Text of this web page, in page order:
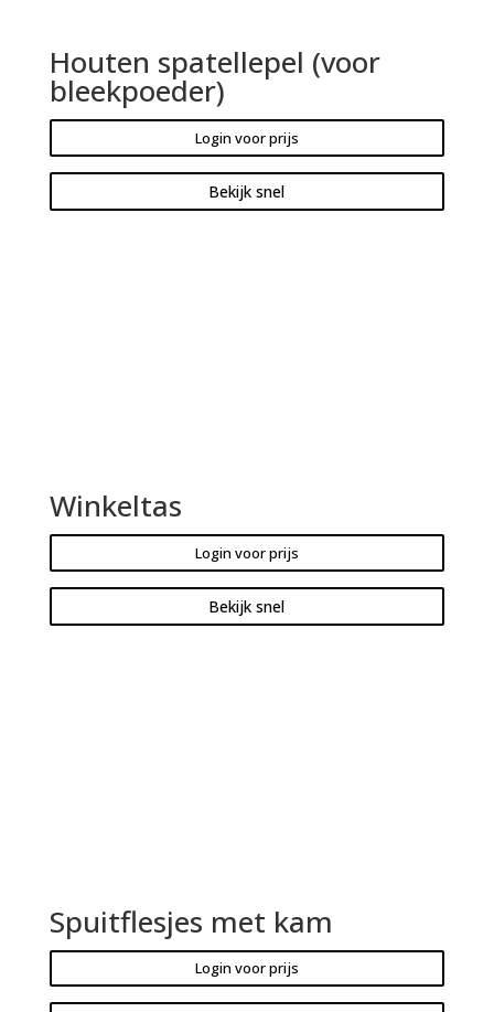
Houten spatellepel (voor
bleekpoeder)
Login voor prijs
Bekijk snel
Winkeltas
Login voor prijs
Bekijk snel
Spuitflesjes met kam
Login voor prijs